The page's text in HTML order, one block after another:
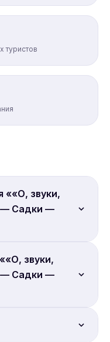
туристов
««О, звуки,
— Садки —
звуки,
— Садки —
онлайн.